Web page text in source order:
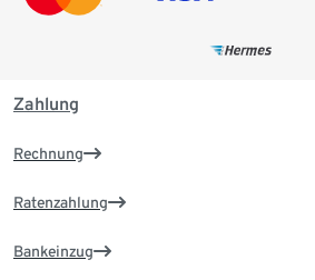
Zahlung
Rechnung
Ratenzahlung
Bankeinzug